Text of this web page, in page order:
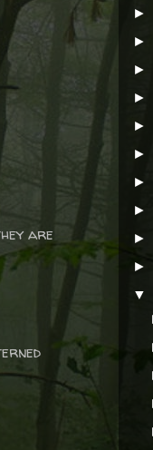
are
►
►
►
►
►
►
►
►
►
►
▼